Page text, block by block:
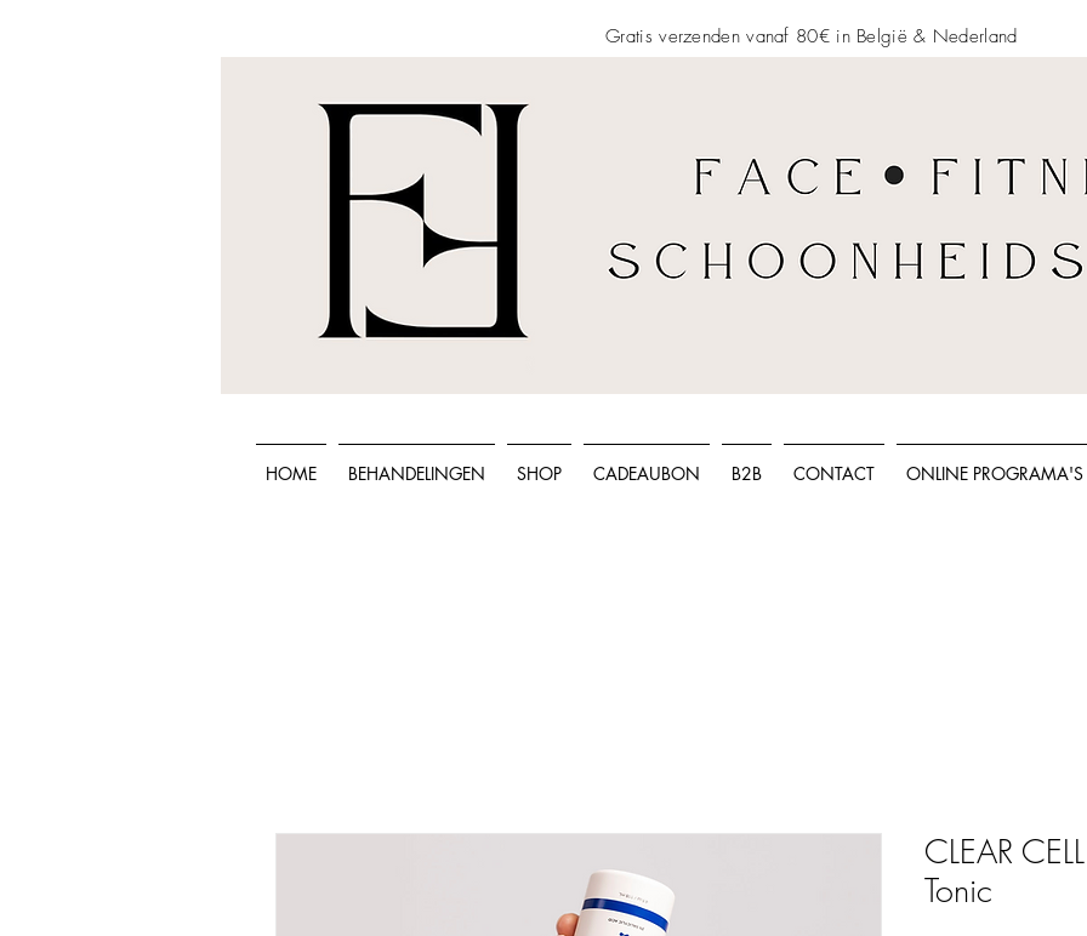
Gratis verzenden vanaf 80€ in België & Nederland
HOME BEHANDELINGEN SHOP CADEAUBON B2B CONTACT ONLINE PROGRAMA'S
CLEAR
Tonic